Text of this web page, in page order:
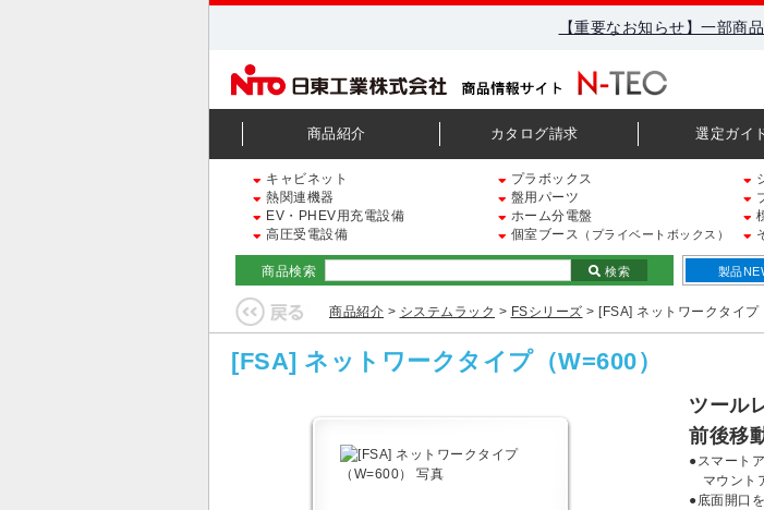
【重要なお知らせ】一部商
商品紹介 カタログ請求 選定ガイ
キャビネット プラボックス
熱関連機器
盤用パーツ
EV・PHEV用充電設備
ホーム分電盤
高圧受電設備
個室ブース （プライベートボックス）
商品検索 検索 製品
商品紹介 > システムラック > FSシリーズ > [FSA] ネットワークタイプ
[FSA] ネットワークタイプ（W=600）
ツール
前後移
●スマート
マウント
●底面開口